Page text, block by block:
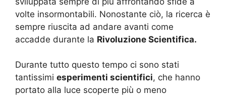
volte insormontabili. Nonostante ciò, la ricerca è
sempre riuscita ad andare avanti come
accadde durante la Rivoluzione Scientifica.
Durante tutto questo tempo ci sono stati
tantissimi esperimenti scientifici, che hanno
portato alla luce scoperte più o meno